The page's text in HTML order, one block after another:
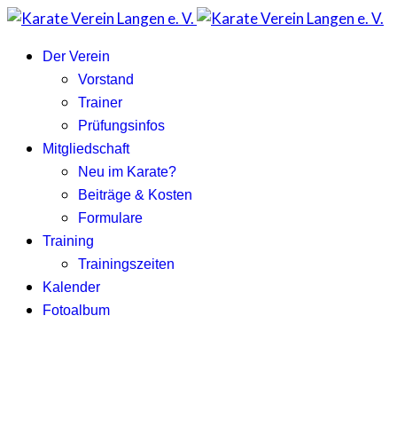
Der Verein
Vorstand
Trainer
Prüfungsinfos
Mitgliedschaft
Neu im Karate?
Beiträge & Kosten
Formulare
Training
Trainingszeiten
Kalender
Fotoalbum